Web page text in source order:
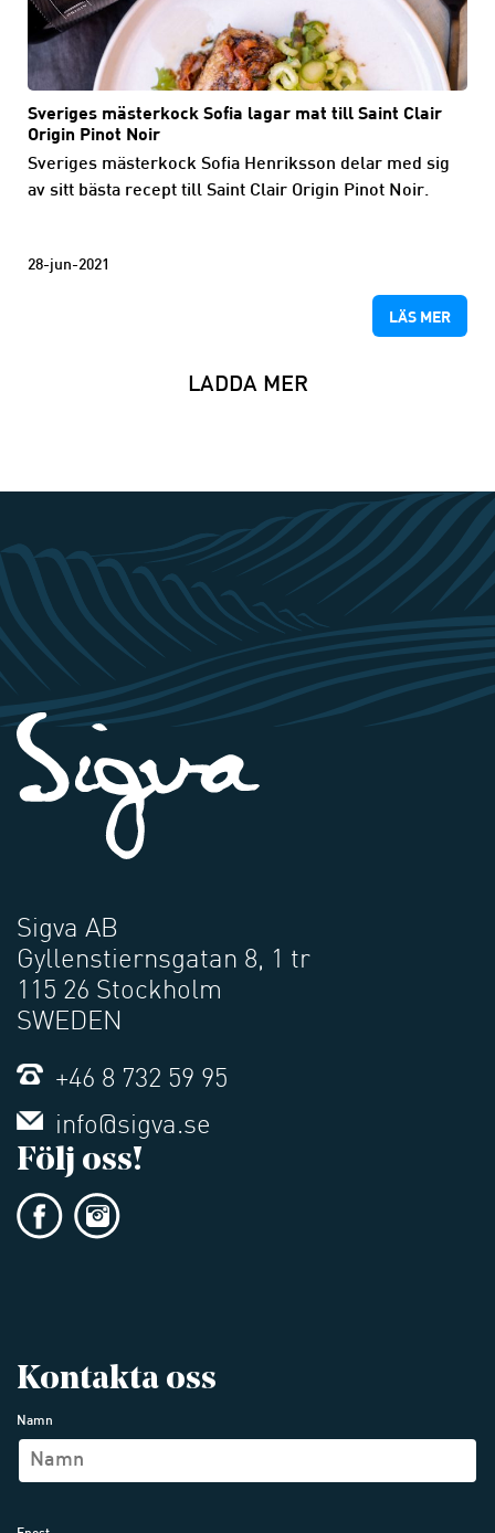
Sveriges mästerkock Sofia lagar mat till Saint Clair
Origin Pinot Noir
Sveriges mästerkock Sofia Henriksson delar med sig
av sitt bästa recept till Saint Clair Origin Pinot Noir.
28-jun-2021
LÄS MER
LADDA MER
Sigva AB
Gyllenstiernsgatan 8, 1 tr
115 26 Stockholm
SWEDEN
+46 8 732 59 95
info@sigva.se
Följ oss!
Kontakta oss
Namn